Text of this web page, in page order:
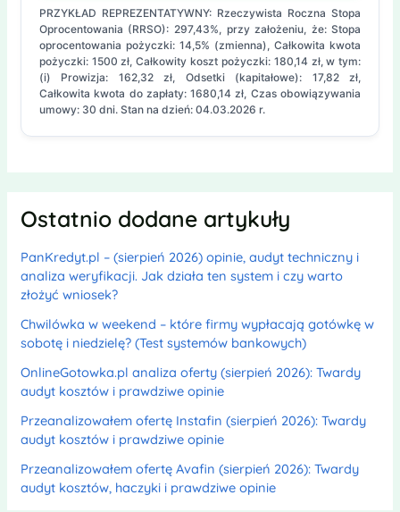
PRZYKŁAD REPREZENTATYWNY: Rzeczywista Roczna Stopa
Oprocentowania (RRSO): 297,43%, przy założeniu, że: Stopa
oprocentowania pożyczki: 14,5% (zmienna), Całkowita kwota
pożyczki: 1500 zł, Całkowity koszt pożyczki: 180,14 zł, w tym:
(i) Prowizja: 162,32 zł, Odsetki (kapitałowe): 17,82 zł,
Całkowita kwota do zapłaty: 1680,14 zł, Czas obowiązywania
umowy: 30 dni. Stan na dzień: 04.03.2026 r.
Ostatnio dodane artykuły
PanKredyt.pl – (sierpień 2026) opinie, audyt techniczny i
analiza weryfikacji. Jak działa ten system i czy warto
złożyć wniosek?
Chwilówka w weekend – które firmy wypłacają gotówkę w
sobotę i niedzielę? (Test systemów bankowych)
OnlineGotowka.pl analiza oferty (sierpień 2026): Twardy
audyt kosztów i prawdziwe opinie
Przeanalizowałem ofertę Instafin (sierpień 2026): Twardy
audyt kosztów i prawdziwe opinie
Przeanalizowałem ofertę Avafin (sierpień 2026): Twardy
audyt kosztów, haczyki i prawdziwe opinie